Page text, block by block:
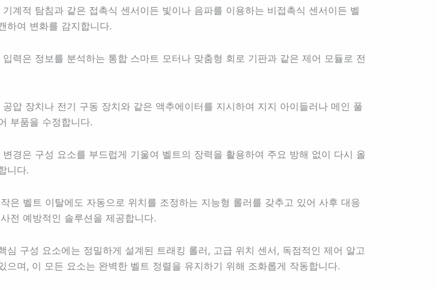
기계적 탐침과 같은 접촉식 센서이든 빛이나 음파를 이용하는 비접촉식 센서이든 벨
하여 변화를 감지합니다.
입력은 정보를 분석하는 통합 스마트 모터나 맞춤형 회로 기판과 같은 제어 모듈로 전
공압 장치나 전기 구동 장치와 같은 액추에이터를 지시하여 지지 아이들러나 메인 풀
부품을 수정합니다.
변경은 구성 요소를 부드럽게 기울여 벨트의 장력을 활용하여 주요 방해 없이 다시 올
니다.
은 벨트 이탈에도 자동으로 위치를 조정하는 지능형 롤러를 갖추고 있어 사후 대응
전 예방적인 솔루션을 제공합니다.
심 구성 요소에는 정밀하게 설계된 트래킹 롤러, 고급 위치 센서, 독점적인 제어 알고
으며, 이 모든 요소는 완벽한 벨트 정렬을 유지하기 위해 조화롭게 작동합니다.